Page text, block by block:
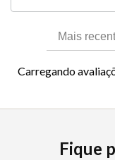
Mais
Carregando
Fique